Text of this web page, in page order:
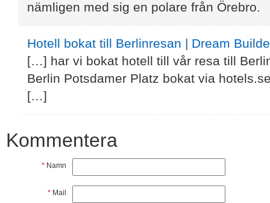
nämligen med sig en polare från Örebro.
Hotell bokat till Berlinresan | Dream
[…] har vi bokat hotell till vår resa till
Berlin Potsdamer Platz bokat via
[…]
Kommentera
* Namn
* Mail